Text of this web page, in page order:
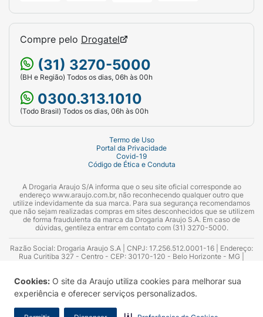
Cookies: O site da Araujo utiliza cookies para melhorar sua
experiência e oferecer serviços personalizados.
Compre pelo Drogatel
(31) 3270-5000
(BH e Região) Todos os dias, 06h às 00h
0300.313.1010
(Todo Brasil) Todos os dias, 06h às 00h
Termo de Uso
Portal da Privacidade
Covid-19
Código de Ética e Conduta
A Drogaria Araujo S/A informa que o seu site oficial corresponde ao
endereço www.araujo.com.br, não reconhecendo qualquer outro que
utilize indevidamente da sua marca. Para sua segurança recomendamos
que não sejam realizadas compras em sites desconhecidos que se utilizem
de forma fraudulenta da marca da Drogaria Araujo S.A. Em caso de
dúvidas, gentileza entrar em contato com (31) 3270-5000.
Razão Social: Drogaria Araujo S.A | CNPJ: 17.256.512.0001-16 | Endereço:
Rua Curitiba 327 - Centro - CEP: 30170-120 - Belo Horizonte - MG |
Azevedo Guimarães – CRF 10.965 | Yasmin Silva Alvarenga – CRF 52.584 -
Consultor substituto: Thiago Aguiar Pinheiro - CRF Nº 13.748. Alvará
Sanitário: 2025020713 | Autorização de Funcionamento da Empresa (AFE):